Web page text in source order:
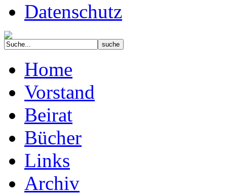
Datenschutz
Home
Vorstand
Beirat
Bücher
Links
Archiv